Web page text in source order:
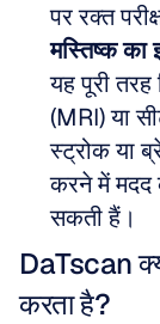
पर रक्त
मस्तिष्क का
यह पूरी
(MRI) या
स्ट्रोक या
करने में मदद
सकती हैं।
DaTscan
करता है?